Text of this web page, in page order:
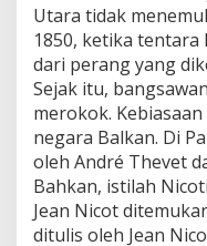
Utara tidak
1850, ketika
dari perang yang
Sejak itu,
merokok.
negara Balkan. Di
oleh André Thevet
Bahkan, istilah
Jean Nicot
ditulis oleh Jean